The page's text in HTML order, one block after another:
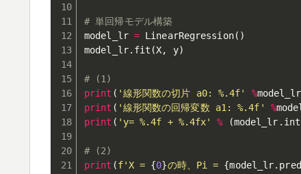
# 単回帰モデル構築
model_lr = LinearRegression( )
model_lr. fit (X, y)
# (1)
print ( '線形関数の切片 a0: %.4f' %model_lr
print ( '線形関数の回帰変数 a1: %.4f' %
print ( 'y= %.4f + %.4fx' % (model_lr .
# (2)
print (f'X = {0}の時、Pi = {model_lr.